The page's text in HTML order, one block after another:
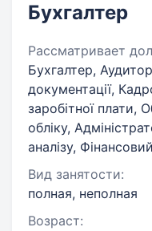
Бухгалтер
Рассматривает
Бухгалтер,
документації,
заробітної плати,
обліку,
аналізу,
Вид занятости:
полная, неполная
Возраст: